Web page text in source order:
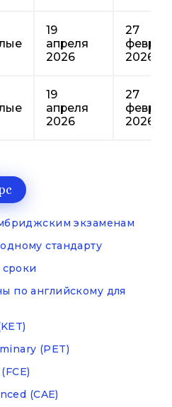
19
апреля
2026
27
2026
19
апреля
2026
27
2026
экзаменам
стандарту
сроки
по английскому для
(PET)
(CAE)